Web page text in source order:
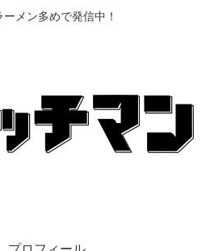
メン多めで発信中！